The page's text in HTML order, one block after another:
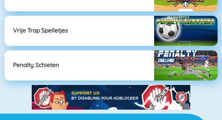
Vrije Trap Spelletjes
Penalty Schieten